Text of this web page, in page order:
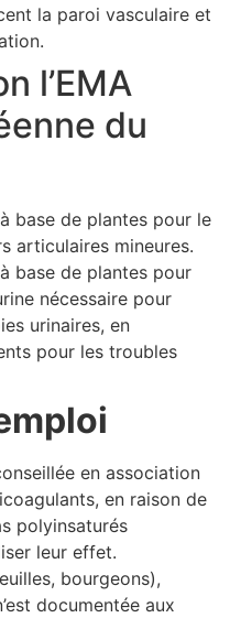
la paroi vasculaire et
l’EMA
du
base de plantes pour le
articulaires mineures.
base de plantes pour
nécessaire pour
urinaires, en
pour les troubles
en association
en raison de
polyinsaturés
leur effet.
bourgeons),
documentée aux